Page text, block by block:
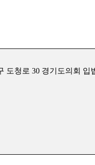
청로 30 경기도의회 입